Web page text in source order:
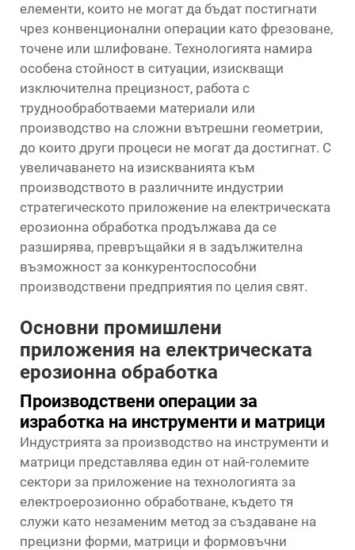
елементи, които не могат да бъдат постигнати
чрез конвенционални операции като фрезоване,
точене или шлифоване. Технологията намира
особена стойност в ситуации, изискващи
изключителна прецизност, работа с
труднообработваеми материали или
производство на сложни вътрешни геометрии,
до които други процеси не могат да достигнат. С
увеличаването на изискванията към
производството в различните индустрии
стратегическото приложение на електрическата
ерозионна обработка продължава да се
разширява, превръщайки я в задължителна
възможност за конкурентоспособни
производствени предприятия по целия свят.
Основни промишлени
приложения на електрическата
ерозионна обработка
Производствени операции за
изработка на инструменти и матрици
Индустрията за производство на инструменти и
матрици представлява един от най-големите
сектори за приложение на технологията за
електроерозионно обработване, където тя
служи като незаменим метод за създаване на
прецизни форми, матрици и формовъчни